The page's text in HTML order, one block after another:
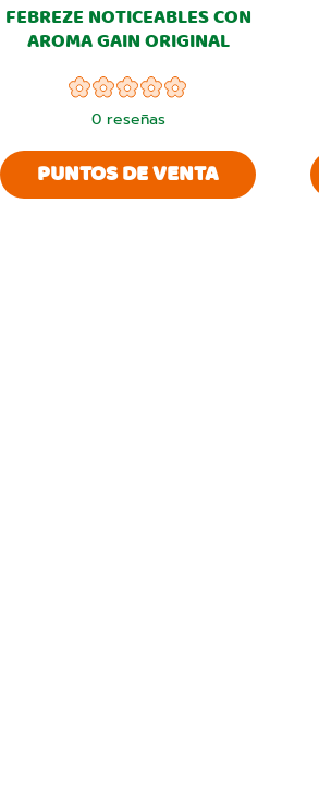
FEBREZE NOTICEABLES CON
AROMA GAIN ORIGINAL
0 reseñas
PUNTOS DE VENTA